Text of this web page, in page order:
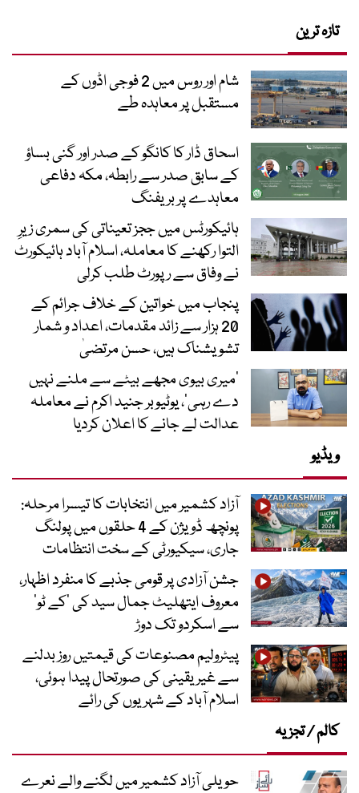
تازہ ترین
شام اور روس میں 2 فوجی اڈوں کے
مستقبل پر معاہدہ طے
اسحاق ڈار کا کانگو کے صدر اور گنی بساؤ
کے سابق صدر سے رابطہ، مکہ دفاعی
معاہدے پر بریفنگ
ہائیکورٹس میں ججز تعیناتی کی سمری زیرِ
التوا رکھنے کا معاملہ، اسلام آباد ہائیکورٹ
نے وفاق سے رپورٹ طلب کرلی
پنجاب میں خواتین کے خلاف جرائم کے
20 ہزار سے زائد مقدمات، اعداد و شمار
تشویشناک ہیں، حسن مرتضیٰ
’میری بیوی مجھے بیٹے سے ملنے نہیں
دے رہی‘، یوٹیوبر جنید اکرم نے معاملہ
عدالت لے جانے کا اعلان کردیا
ویڈیو
آزاد کشمیر میں انتخابات کا تیسرا مرحلہ:
پونچھ ڈویژن کے 4 حلقوں میں پولنگ
جاری، سیکیورٹی کے سخت انتظامات
جشن آزادی پر قومی جذبے کا منفرد اظہار،
معروف ایتھلیٹ جمال سید کی ’کے ٹو‘
سے اسکردو تک دوڑ
پیٹرولیم مصنوعات کی قیمتیں روز بدلنے
سے غیر یقینی کی صورتحال پیدا ہوئی،
اسلام آباد کے شہریوں کی رائے
کالم / تجزیہ
حویلی آزاد کشمیر میں لگنے والے نعرے